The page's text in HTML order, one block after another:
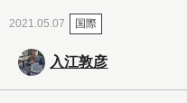
2021.05.07 国際
入江敦彦